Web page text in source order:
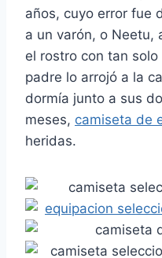
años, cuyo error fue
a un varón, o Neetu,
el rostro con tan
padre lo arrojó a la
dormía junto a sus
meses, camiseta de
heridas.